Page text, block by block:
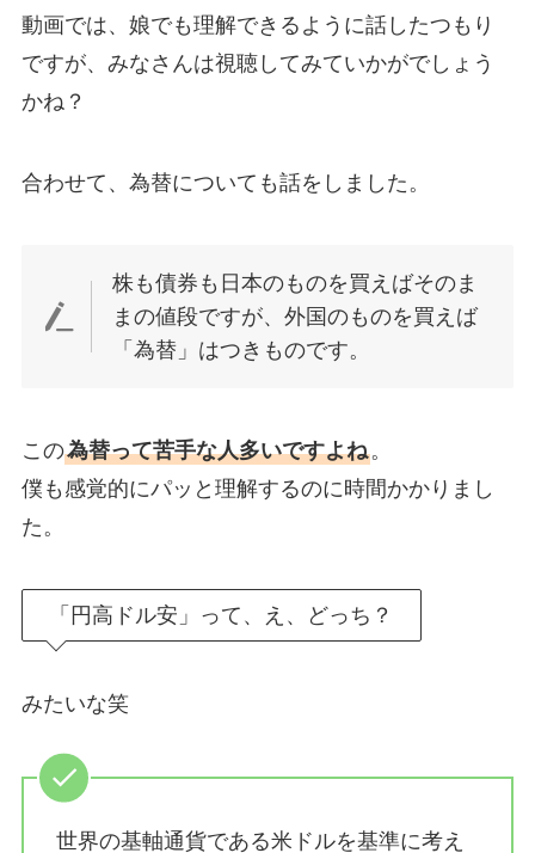
動画では、娘でも理解できるように話したつもり
ですが、みなさんは視聴してみていかがでしょう
かね？
合わせて、為替についても話をしました。
株も債券も日本のものを買えばそのま
まの値段ですが、外国のものを買えば
「為替」はつきものです。
この為替って苦手な人多いですよね。
僕も感覚的にパッと理解するのに時間かかりまし
た。
「円高ドル安」って、え、どっち？
みたいな笑
世界の基軸通貨である米ドルを基準に考え